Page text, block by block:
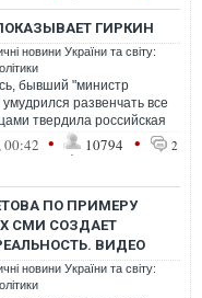
ГИРКИН
новини України та світу:
бывший "министр
развенчать все
твердила российская
00:42 • 10794 • 2
ПО ПРИМЕРУ
СМИ СОЗДАЕТ
ВИДЕО
новини України та світу: